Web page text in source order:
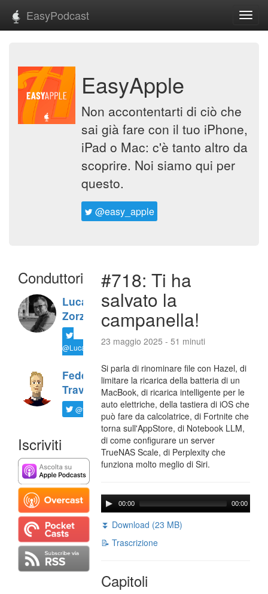
EasyPodcast
EasyApple
Non accontentarti di ciò che
sai già fare con il tuo iPhone,
iPad o Mac: c'è tanto altro da
scoprire. Noi siamo qui per
questo.
@easy_apple
Conduttori
Luca
Zorzi
@LucaTNT
Federico
Travaini
@ftrava
Iscriviti
#718: Ti ha
salvato la
campanella!
23 maggio 2025 - 51 minuti
Si parla di rinominare file con Hazel, di
limitare la ricarica della batteria di un
MacBook, di ricarica intelligente per le
auto elettriche, della tastiera di iOS che
può fare da calcolatrice, di Fortnite che
torna sull'AppStore, di Notebook LLM,
di come configurare un server
TrueNAS Scale, di Perplexity che
funziona molto meglio di Siri.
00:00 00:00
⏬ Download (23 MB)
📝 Trascrizione
Capitoli